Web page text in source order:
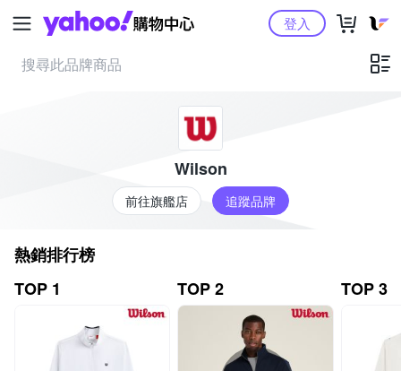
Yahoo購物中心登入
Wilson
前往旗艦店 追蹤品牌
熱銷排行榜
TOP 1
TOP 2 TOP 3